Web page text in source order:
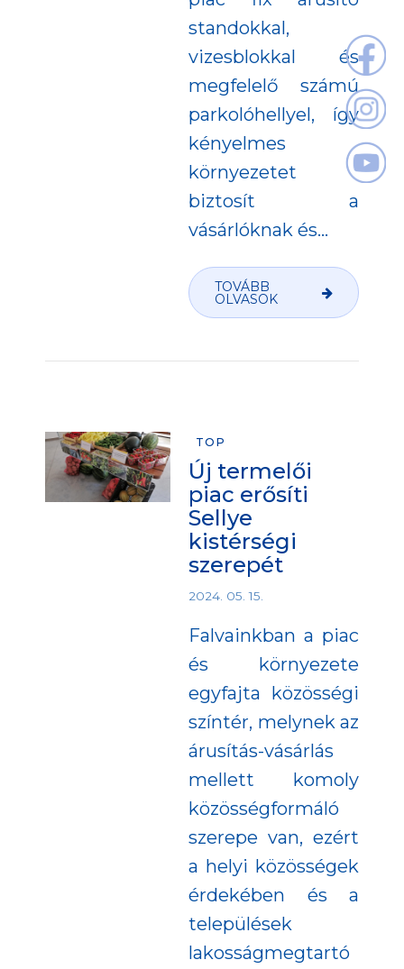
standokkal,
vizesblokkal és
megfelelő számú
parkolóhellyel, így
kényelmes
környezetet
biztosít a
vásárlóknak és...
TOVÁBB
OLVASOK
TOP
Új termelői
piac erősíti
Sellye
kistérségi
szerepét
2024. 05. 15.
Falvainkban a piac
és környezete
egyfajta közösségi
színtér, melynek az
árusítás-vásárlás
mellett komoly
közösségformáló
szerepe van, ezért
a helyi közösségek
érdekében és a
települések
lakosságmegtartó